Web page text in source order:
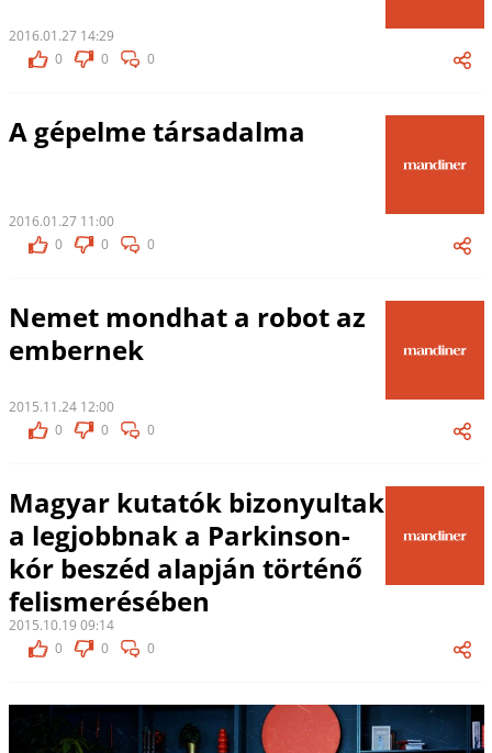
2016.01.27 14:29
0
0 0
A gépelme társadalma
2016.01.27 11:00
0
0 0
Nemet mondhat a robot az
embernek
2015.11.24 12:00
0
0 0
Magyar kutatók bizonyultak
a legjobbnak a Parkinson-
kór beszéd alapján történő
felismerésében
2015.10.19 09:14
0
0 0